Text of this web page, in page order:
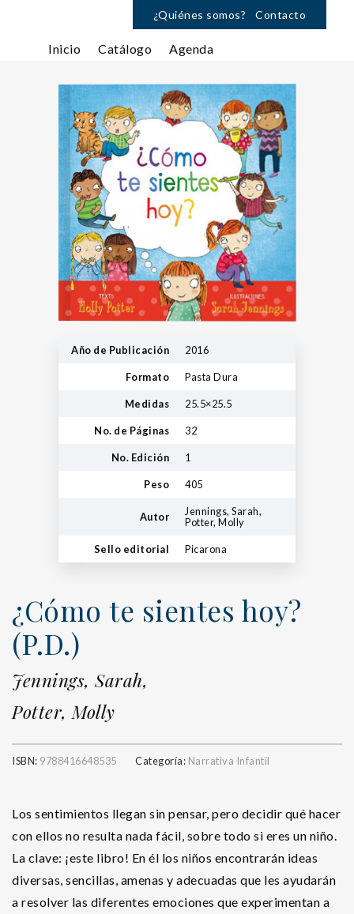
¿Quiénes somos? Contacto
Inicio Catálogo Agenda
Año de Publicación 2016
Formato Pasta Dura
Medidas 25.5×25.5
No. de Páginas 32
No. Edición 1
Peso 405
Autor
Jennings, Sarah,
Potter, Molly
Sello editorial Picarona
¿Cómo te sientes hoy?
(P.D.)
Jennings, Sarah,
Potter, Molly
ISBN: 9788416648535 Categoría: Narrativa Infantil
Los sentimientos llegan sin pensar, pero decidir qué hacer
con ellos no resulta nada fácil, sobre todo si eres un niño.
La clave: ¡este libro! En él los niños encontrarán ideas
diversas, sencillas, amenas y adecuadas que les ayudarán
a resolver las diferentes emociones que experimentan a